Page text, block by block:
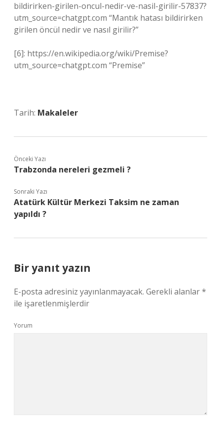
bildirirken-girilen-oncul-nedir-ve-nasil-girilir-57837?
utm_source=chatgpt.com “Mantık hatası bildirirken
girilen öncül nedir ve nasıl girilir?”
[6]: https://en.wikipedia.org/wiki/Premise?
utm_source=chatgpt.com “Premise”
Tarih: Makaleler
Önceki Yazı
Trabzonda nereleri gezmeli ?
Sonraki Yazı
Atatürk Kültür Merkezi Taksim ne zaman
yapıldı ?
Bir yanıt yazın
E-posta adresiniz yayınlanmayacak. Gerekli alanlar*
ile işaretlenmişlerdir
Yorum